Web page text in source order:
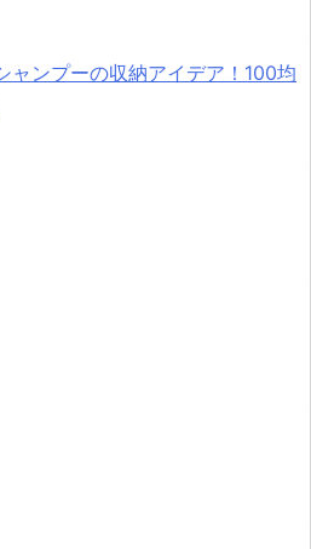
ャンプーの収納アイデア！100均